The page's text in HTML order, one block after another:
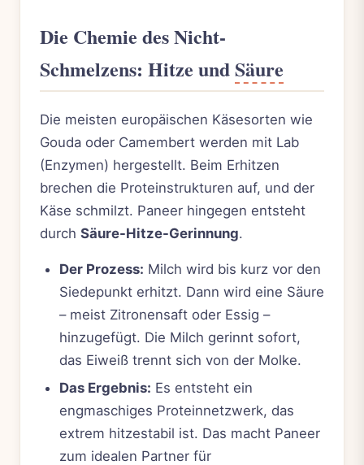
Die Chemie des Nicht-
Schmelzens: Hitze undSäure
Die meisten europäischen Käsesorten wie
Gouda oder Camembert werden mit Lab
(Enzymen) hergestellt. Beim Erhitzen
brechen die Proteinstrukturen auf, und der
Käse schmilzt. Paneer hingegen entsteht
durch Säure-Hitze-Gerinnung.
Der Prozess: Milch wird bis kurz vor den
Siedepunkt erhitzt. Dann wird eine Säure
– meist Zitronensaft oder Essig –
hinzugefügt. Die Milch gerinnt sofort,
das Eiweiß trennt sich von der Molke.
Das Ergebnis: Es entsteht ein
engmaschiges Proteinnetzwerk, das
extrem hitzestabil ist. Das macht Paneer
zum idealen Partner für